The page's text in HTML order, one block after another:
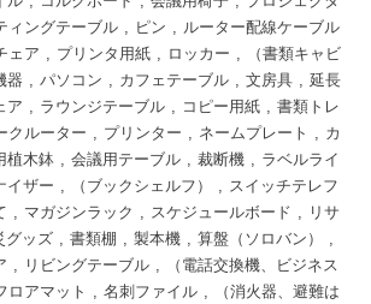
ィングテーブル ピン
ルーター配線ケーブル
ェア プリンタ用紙 ロッカー
（書類キャビ
器 パソコン カフェテーブル 文房具
延長
ア ラウンジテーブル コピー用紙
書類トレ
クルーター プリンター ネームプレート
カ
植木鉢 会議用テーブル 裁断機
ラベルライ
イザー （ブックシェルフ）
スイッチテレフ
マガジンラック スケジュールボード
リサ
グッズ
書類棚 製本機
算盤（ソロバン）
リビングテーブル
（電話交換機、ビジネス
ロアマット 名刺ファイル
（消火器、避難は